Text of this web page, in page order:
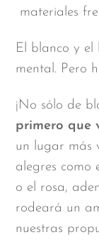
materiales
El blanco y el
mental. Pero
¡No sólo de
primero que
un lugar más
alegres como
o el rosa,
rodeará un
nuestras